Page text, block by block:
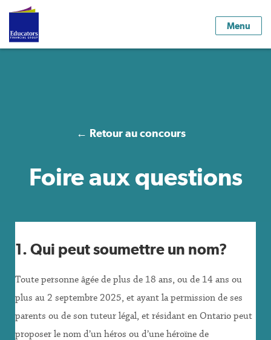
Menu
← Retour au concours
Foire aux questions
1. Qui peut soumettre un nom?
Toute personne âgée de plus de 18 ans, ou de 14 ans ou
plus au 2 septembre 2025, et ayant la permission de ses
parents ou de son tuteur légal, et résidant en Ontario peut
proposer le nom d’un héros ou d’une héroïne de